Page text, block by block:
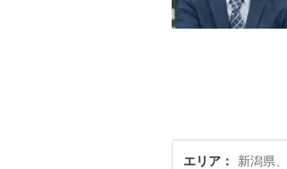
エリア 新潟県